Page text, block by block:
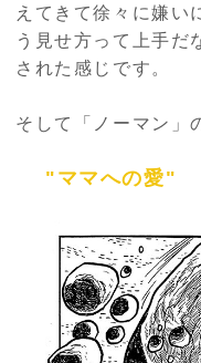
えてきて徐々に嫌い
う見せ方って上手だ
された感じです。
そして「ノーマン」
"ママへの愛"